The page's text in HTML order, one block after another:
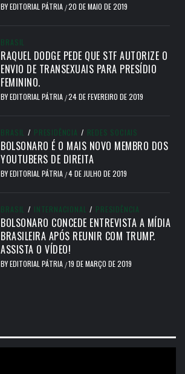
BYEDITORIAL PÁTRIA /20 DE MAIO DE 2019
BRASIL
RAQUEL DODGE PEDE QUE STF AUTORIZE O
ENVIO DE TRANSEXUAIS PARA PRESÍDIO
FEMININO.
BYEDITORIAL PÁTRIA /24 DE FEVEREIRO DE 2019
BRASIL / PRESIDÊNCIA / REDES SOCIAIS
BOLSONARO É O MAIS NOVO MEMBRO DOS
YOUTUBERS DE DIREITA
BYEDITORIAL PÁTRIA /4 DE JULHO DE 2019
BRASIL / INTERNACIONAL / PRESIDÊNCIA
BOLSONARO CONCEDE ENTREVISTA A MÍDIA
BRASILEIRA APÓS REUNIR COM TRUMP.
ASSISTA O VÍDEO!
BYEDITORIAL PÁTRIA /19 DE MARÇO DE 2019